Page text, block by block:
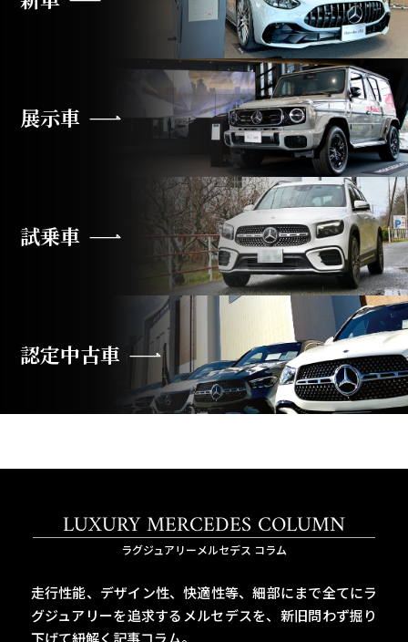
展示車
試乗車
認定中古車
LUXURY MERCEDES COLUMN
ラグジュアリーメルセデス コラム
走行性能、デザイン性、快適性等、細部にまで全てにラ
グジュアリーを追求するメルセデスを、 新旧問わず掘り
下げて紐解く記事コラム。